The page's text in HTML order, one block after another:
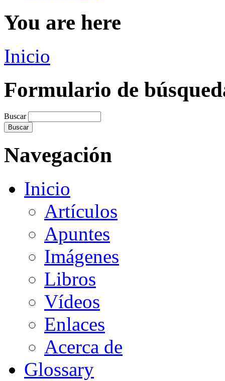
You are here
Inicio
Formulario de
Buscar
Navegación
Inicio
Artículos
Apuntes
Imágenes
Libros
Vídeos
Enlaces
Acerca de
Glossary